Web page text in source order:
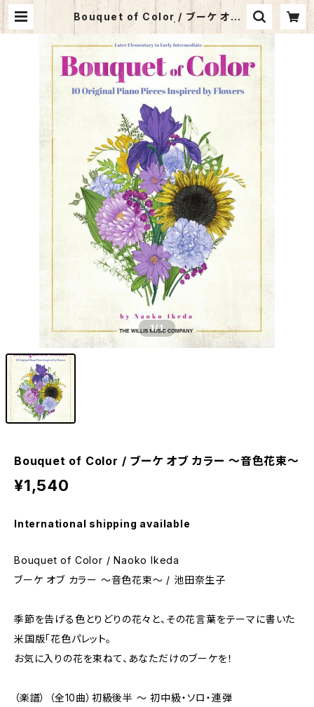
Bouquet of Color / ブーケ オブ
カラー 〜音色花束〜 | サウンズ・ア・
1/1
Bouquet of Color / ブーケ オブ カラー 〜音色花束〜
¥1,540
International shipping available
Bouquet of Color / Naoko Ikeda
ブーケ オブ カラー 〜音色花束〜 / 池田奈生子
季節を告げる色とりどりの花々と、その花言葉をテーマに書いた
米国版「花色パレット。
お気に入りの花を束ねて、あなただけのブーケを！
（楽譜） （全10曲）初級後半 〜 初中級・ソロ・連弾